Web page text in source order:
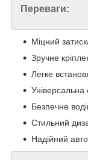
Переваги:
Міцний
Зручне
Легке
Універсальна
Безпечне
Стильний
Надійний